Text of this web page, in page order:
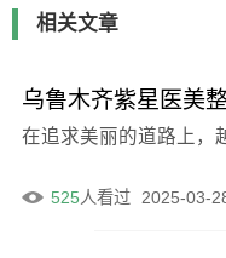
相关文章
在追求美丽的道路上，
2025-03-
525人看过